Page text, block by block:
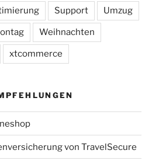
Support Umzug
Weihnachten
xtcommerce
von TravelSecure